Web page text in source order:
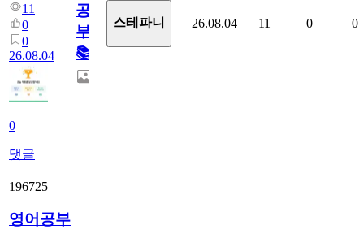
11
0
0
26.08.04
0
댓글
공
부!
📚
스테파니 26.08.04 11 0 0
196725
영어공부